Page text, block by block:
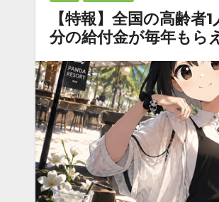
【特報】全国の高齢者
分の給付金が毎年もら